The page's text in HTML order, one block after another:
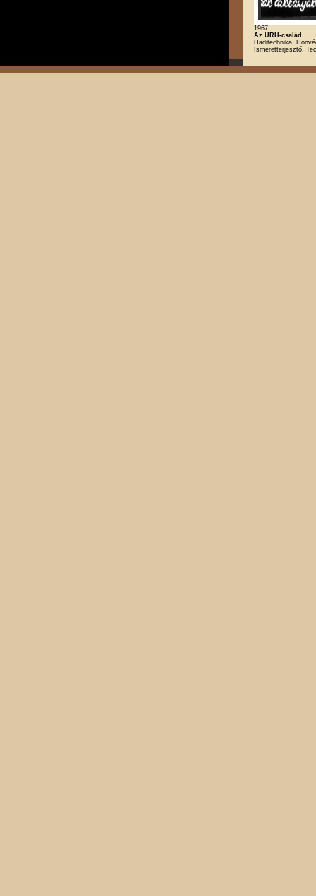
1967
Az URH-család
Haditechnika,
Ismeretterjesztő,